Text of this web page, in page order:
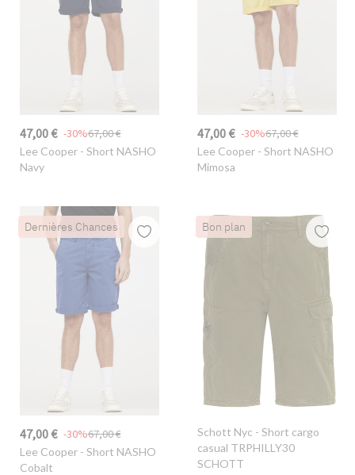
47,00 € 67,00 €
-30%
Lee Cooper- Short NASHO
Navy
47,00 € 67,00 €
-30%
Lee Cooper- Short NASHO
Mimosa
Dernières Chances
47,00 € 67,00 €
-30%
Lee Cooper- Short NASHO
Cobalt
Bon plan
Schott Nyc - Short cargo
casual TRPHILLY30
SCHOTT